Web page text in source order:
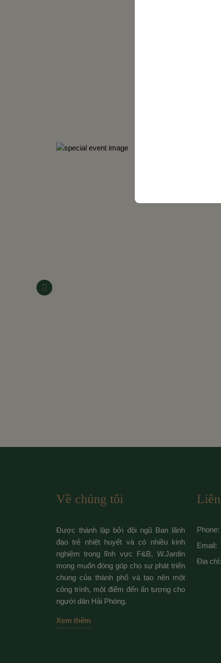
Về chúng tôi
Được thành lập bởi đội ngũ Ban lãnh
đạo trẻ nhiệt huyết và có nhiều kinh
nghiệm trong lĩnh vực F&B, W.Jardin
mong muốn đóng góp cho sự phát triển
chung của thành phố và tạo nên một
công trình, một điểm đến ấn tượng cho
người dân Hải Phòng.
Xem thêm
Phone:
Email:
Địa chỉ: